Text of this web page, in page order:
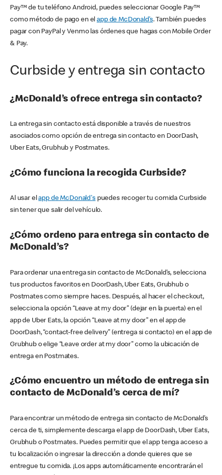
Pay™ de tu teléfono Android, puedes seleccionar Google Pay™
como método de pago en elapp de McDonald’s. También puedes
pagar con PayPal y Venmo las órdenes que hagas con Mobile Order
& Pay.
Curbside y entrega sin contacto
¿McDonald’s ofrece entrega sin contacto?
La entrega sin contacto está disponible a través de nuestros
asociados como opción de entrega sin contacto en DoorDash,
Uber Eats, Grubhub y Postmates.
¿Cómo funciona la recogida Curbside?
Al usar elapp de McDonald'spuedes recoger tu comida Curbside
sin tener que salir del vehículo.
¿Cómo ordeno para entrega sin contacto de
McDonald’s?
Para ordenar una entrega sin contacto de McDonald’s, selecciona
tus productos favoritos en DoorDash, Uber Eats, Grubhub o
Postmates como siempre haces. Después, al hacer el checkout,
selecciona la opción “Leave at my door” (dejar en la puerta) en el
app de Uber Eats, la opción “Leave at my door” en el app de
DoorDash, “contact-free delivery” (entrega si contacto) en el app de
Grubhub o elige “Leave order at my door” como la ubicación de
entrega en Postmates.
¿Cómo encuentro un método de entrega sin
contacto de McDonald’s cerca de mí?
Para encontrar un método de entrega sin contacto de McDonald’s
cerca de ti, simplemente descarga el app de DoorDash, Uber Eats,
Grubhub o Postmates. Puedes permitir que el app tenga acceso a
tu localización o ingresar la dirección a donde quieres que se
entregue tu comida. ¡Los apps automáticamente encontrarán el